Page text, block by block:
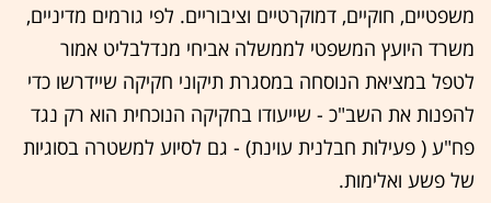
משפטיים, חוקיים, דמוקרטיים וציבוריים. לפי גורמים מדיניים,
משרד היועץ המשפטי לממשלה אביחי מנדלבליט אמור
לטפל במציאת הנוסחה במסגרת תיקוני חקיקה שיידרשו כדי
להפנות את השב"כ - שייעודו בחקיקה הנוכחית הוא רק נגד
פח"ע ( פעילות חבלנית עוינת) - גם לסיוע למשטרה בסוגיות
של פשע ואלימות.